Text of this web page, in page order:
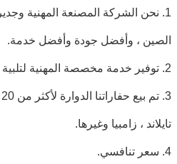
1. نحن الشركة المصنعة المهنية
الصين ، وأفضل جودة وأفضل خدمة.
2. توفير خدمة مخصصة المهنية لتلبية جميع الاحتياجات الخاصة بك.
تايلاند ، زامبيا وغيرها.
4. سعر تنافسي.